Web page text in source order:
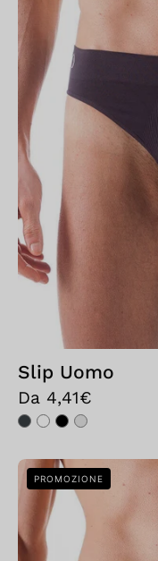
Slip Uomo
Da 4,41€
PROMOZIONE